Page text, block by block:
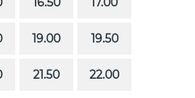
19.00 19.50
21.50 22.00